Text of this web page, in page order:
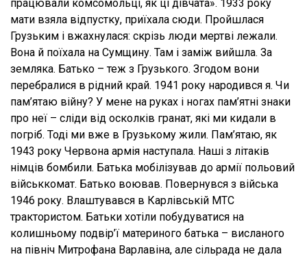
працювали комсомольці, як ці дівчата». 1933 року
мати взяла відпустку, приїхала сюди. Пройшлася
Грузьким і вжахнулася: скрізь люди мертві лежали.
Вона й поїхала на Сумщину. Там і заміж вийшла. За
земляка. Батько – теж з Грузького. Згодом вони
перебралися в рідний край. 1941 року народився я. Чи
пам’ятаю війну? У мене на руках і ногах пам’ятні знаки
про неї – сліди від осколків гранат, які ми кидали в
погріб. Тоді ми вже в Грузькому жили. Пам’ятаю, як
1943 року Червона армія наступала. Наші з літаків
німців бомбили. Батька мобілізував до армії польовий
військкомат. Батько воював. Повернувся з війська
1946 року. Влаштувався в Карлівській МТС
трактористом. Батьки хотіли побудуватися на
колишньому подвір’ї материного батька – висланого
на північ Митрофана Варлавіна, але сільрада не дала